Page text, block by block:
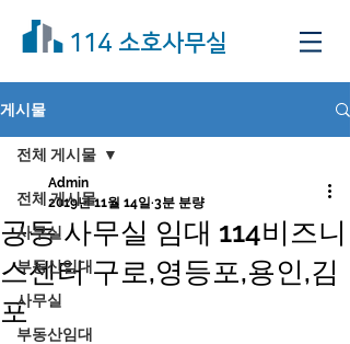
114 소호사무실
게시물
전체 게시물
사무실
부동산임대
사무실
부동산임대
전체 게시물
공동 사무실 임대 114비즈니
스센터 구로,영등포,용인,김
포
Admin
2019년 11월 14일 3분 분량